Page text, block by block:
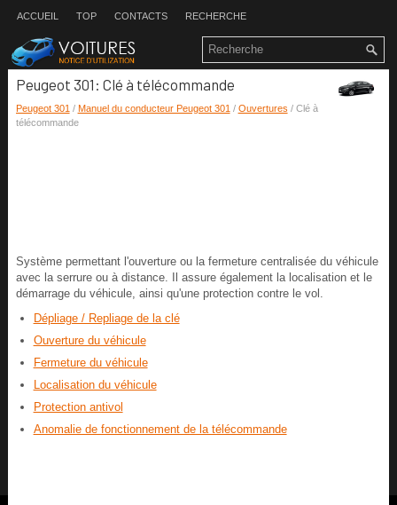
ACCUEIL TOP CONTACTS RECHERCHE
Peugeot 301: Clé à télécommande
Peugeot 301 / Manuel du conducteur Peugeot 301 / Ouvertures / Clé à
télécommande
Système permettant l'ouverture ou la fermeture centralisée du véhicule
avec la serrure ou à distance. Il assure également la localisation et le
démarrage du véhicule, ainsi qu'une protection contre le vol.
Dépliage / Repliage de la clé
Ouverture du véhicule
Fermeture du véhicule
Localisation du véhicule
Protection antivol
Anomalie de fonctionnement de la télécommande